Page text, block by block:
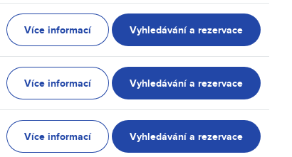
Více informací Vyhledávání a rezervace
Více informací Vyhledávání a rezervace
Více informací Vyhledávání a rezervace